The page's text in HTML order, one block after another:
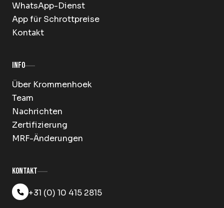
WhatsApp-Dienst
App für Schrottpreise
Kontakt
Info
Über Krommenhoek
Team
Nachrichten
Zertifizierung
MRF-Änderungen
Kontakt
+31 (0) 10 415 2815